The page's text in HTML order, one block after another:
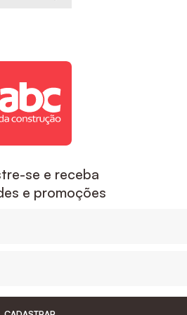
se e receba
e promoções